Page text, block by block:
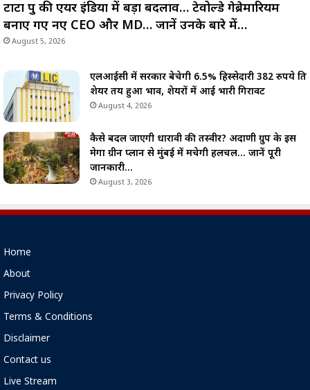
टाटा ग्रुप की एयर इंडिया में बड़ा बदलाव… टेवोल्डे गेब्रेमारियम
बनाए गए नए CEO और MD… जानें उनके बारे में…
August 5, 2026
एलआईसी में सरकार बेचेगी 6.5% हिस्सेदारी 382 रुपये प्रति
शेयर तय हुआ भाव, शेयरों में आई भारी गिरावट
August 4, 2026
कैसे बदल जाएगी धारावी की तस्वीर? अदाणी ग्रुप के इस
मेगा ग्रीन प्लान से मुंबई में मचेगी हलचल… जानें पूरी
जानकारी…
August 3, 2026
Home
About
Privacy Policy
Terms & Conditions
Disclaimer
Contact us
Live Stream